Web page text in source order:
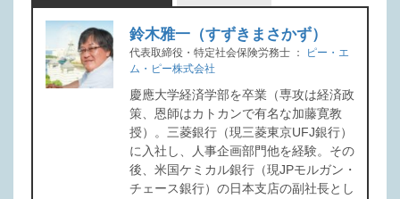
鈴木雅一（すずきまさかず）
代表取締役・特定社会保険労務士 ：
ピー・エ
ム・ピー株式会社
慶應大学経済学部を卒業（専攻は経済政
策、恩師はカトカンで有名な加藤寛教
授）。三菱銀行（現三菱東京UFJ銀行）
に入社し、人事企画部門他を経験。その
後、米国ケミカル銀行（現JPモルガン・
チェース銀行）の日本支店の副社長とし